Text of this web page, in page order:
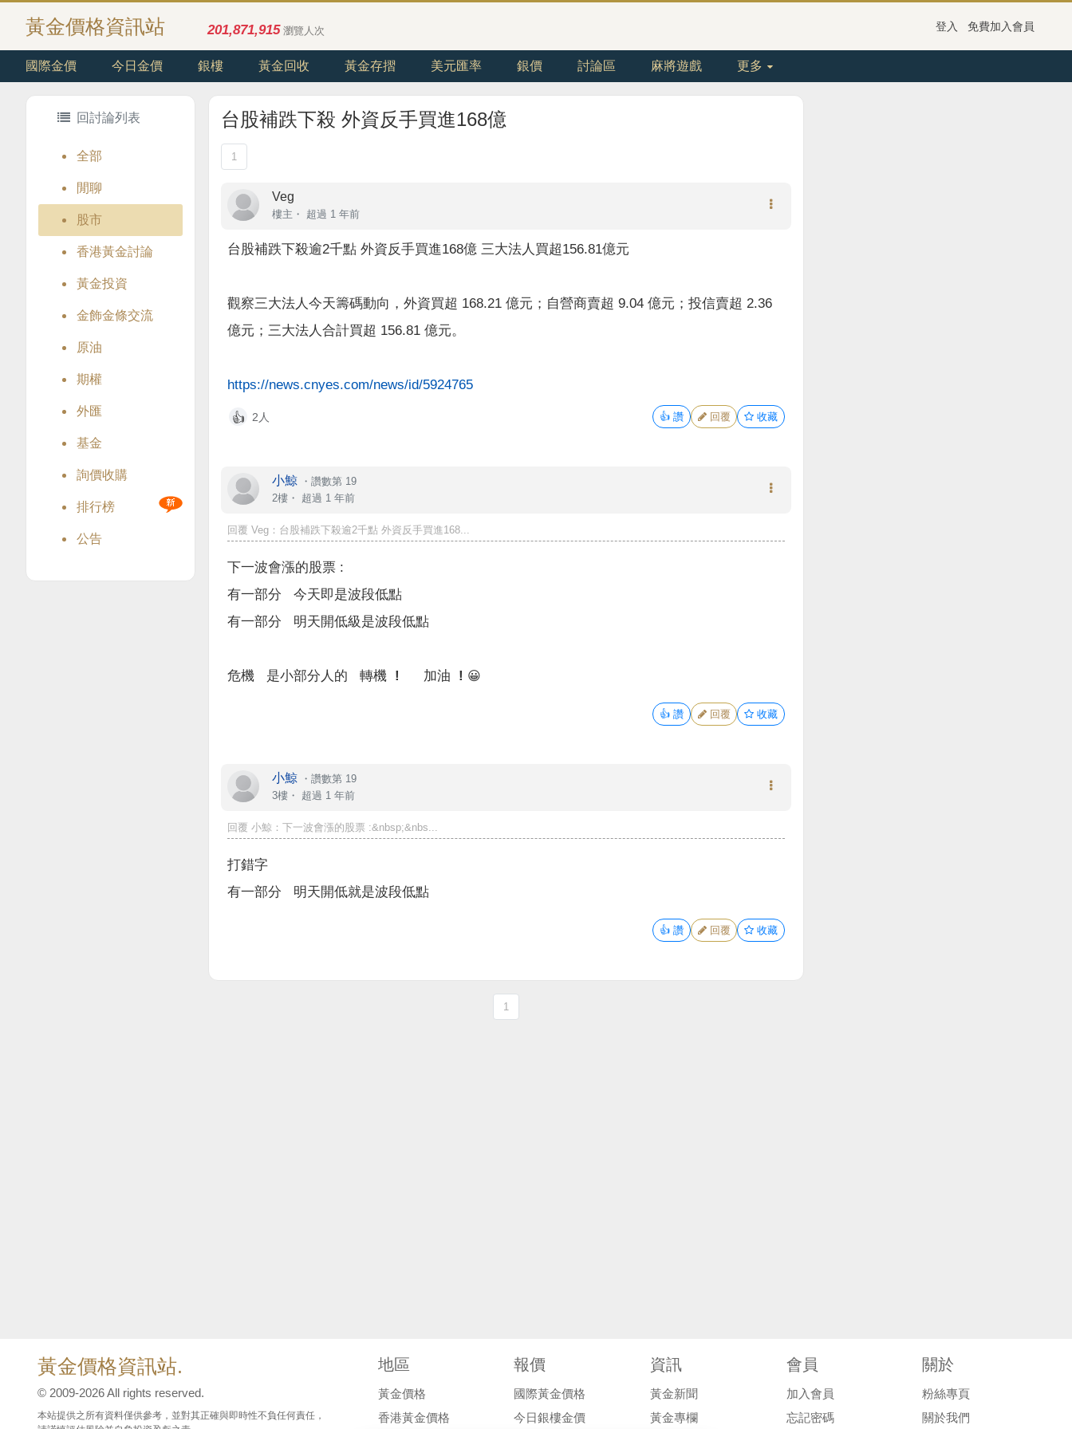
黃金價格資訊站 201,871,915 瀏覽人次 登入 免費加入會員
國際金價 今日金價 銀樓 黃金回收 黃金存摺 美元匯率 銀價 討論區 麻將遊戲 更多
回討論列表
全部
閒聊
股市
香港黃金討論
黃金投資
金飾金條交流
原油
期權
外匯
基金
詢價收購
排行榜
公告
台股補跌下殺 外資反手買進168億
1
Veg
樓主 ・ 超過 1 年前
台股補跌下殺逾2千點 外資反手買進168億 三大法人買超156.81億元
觀察三大法人今天籌碼動向，外資買超 168.21 億元；自營商賣超 9.04 億元；投信賣超 2.36
億元；三大法人合計買超 156.81 億元。
https://news.cnyes.com/news/id/5924765
👍 2人 👍 讚 回覆 收藏
小鯨 ・讚數第 19
2樓・ 超過 1 年前
回覆Veg ：台股補跌下殺逾2千點 外資反手買進168...
下一波會漲的股票 :
有一部分 今天即是波段低點
有一部分 明天開低級是波段低點
危機 是小部分人的 轉機 ! 加油 ! 😀
👍 讚 回覆 收藏
小鯨 ・讚數第 19
3樓・ 超過 1 年前
回覆 小鯨：下一波會漲的股票 :&nbsp;&nbs...
打錯字
有一部分 明天開低就是波段低點
👍 讚 回覆 收藏
1
黃金價格資訊站.
© 2009-2026 All rights reserved.
本站提供之所有資料僅供參考，並對其正確與即時性不負任何責任，
地區
黃金價格
香港黃金價格
報價
國際黃金價格
今日銀樓金價
資訊
黃金新聞
黃金專欄
會員
加入會員
忘記密碼
關於
粉絲專頁
關於我們